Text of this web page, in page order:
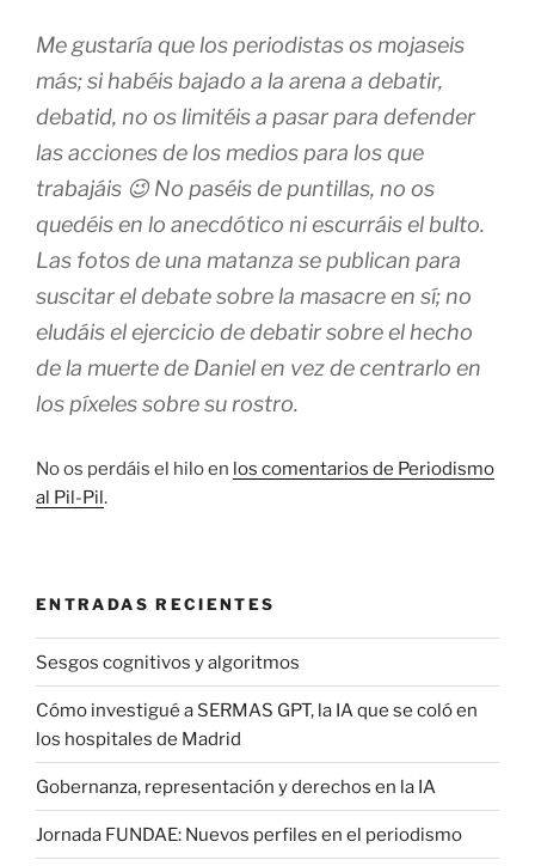
Me gustaría que los periodistas os mojaseis
más; si habéis bajado a la arena a debatir,
debatid, no os limitéis a pasar para defender
las acciones de los medios para los que
trabajáis 😉 No paséis de puntillas, no os
quedéis en lo anecdótico ni escurráis el bulto.
Las fotos de una matanza se publican para
suscitar el debate sobre la masacre en sí; no
eludáis el ejercicio de debatir sobre el hecho
de la muerte de Daniel en vez de centrarlo en
los píxeles sobre su rostro.
No os perdáis el hilo en los comentarios de Periodismo
al Pil-Pil.
ENTRADAS RECIENTES
Sesgos cognitivos y algoritmos
Cómo investigué a SERMAS GPT, la IA que se coló en
los hospitales de Madrid
Gobernanza, representación y derechos en la IA
Jornada FUNDAE: Nuevos perfiles en el periodismo